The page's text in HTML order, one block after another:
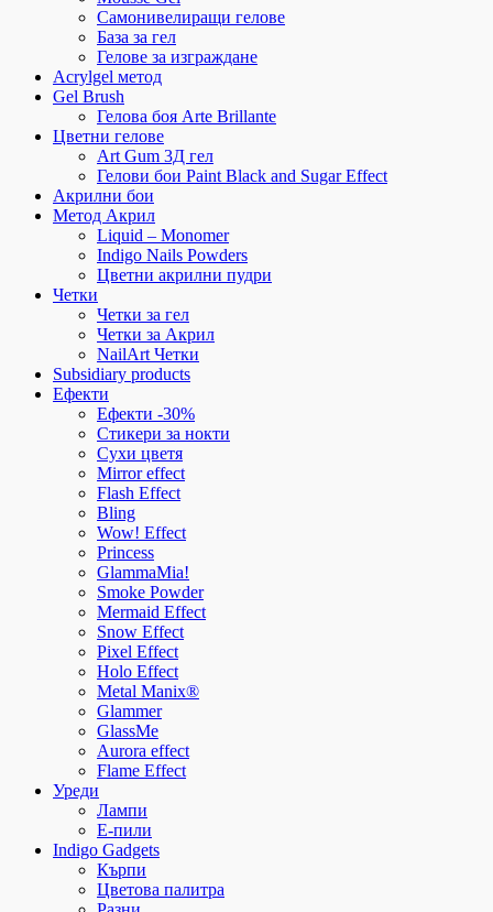
Самонивелиращи гелове
База за гел
Гелове за изграждане
Acrylgel метод
Gel Brush
Гелова боя Arte Brillante
Цветни гелове
Art Gum 3Д гел
Гелови бои Paint Black and Sugar Effect
Акрилни бои
Метод Акрил
Liquid – Monomer
Indigo Nails Powders
Цветни акрилни пудри
Четки
Четки за гел
Четки за Акрил
NailArt Четки
Subsidiary products
Ефекти
Ефекти -30%
Стикери за нокти
Сухи цветя
Mirror effect
Flash Effect
Bling
Wow! Effect
Princess
GlammaMia!
Smoke Powder
Mermaid Effect
Snow Effect
Pixel Effect
Holo Effect
Metal Manix®
Glammer
GlassMe
Aurora effect
Flame Effect
Уреди
Лампи
E-пили
Indigo Gadgets
Кърпи
Цветова палитра